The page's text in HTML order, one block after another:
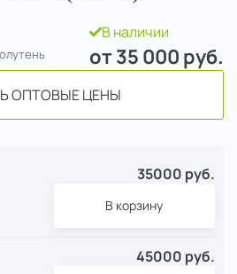
В наличии
от 35 000 руб.
ОПТОВЫЕ ЦЕНЫ
35000 руб.
В корзину
45000 руб.